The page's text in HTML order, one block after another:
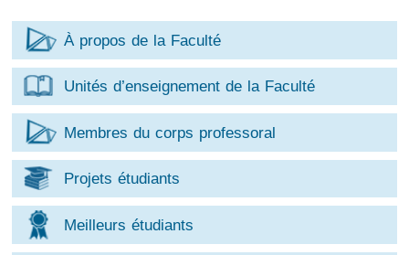
À propos de la Faculté
Unités d’enseignement de la Faculté
Membres du corps professoral
Projets étudiants
Meilleurs étudiants